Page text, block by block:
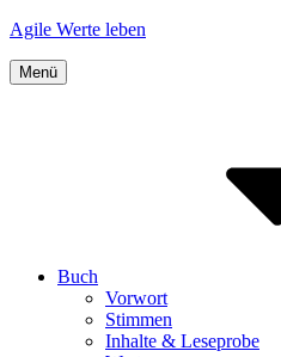
Inhalte
Agile Werte leben
Menü
Buch
Vorwort
Stimmen
Inhalte & Leseprobe